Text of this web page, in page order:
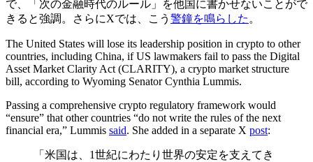
で、「次の金融時代のルール」を他国に書かせないことがで
きると強調。さらにXでは、こう 警鐘を鳴らした 。
The United States will lose its leadership position in crypto to other
countries, including China, if US lawmakers fail to pass the Digital
Asset Market Clarity Act (CLARITY), a crypto market structure
bill, according to Wyoming Senator Cynthia Lummis.
Passing a comprehensive crypto regulatory framework would
“ensure” that other countries “do not write the rules of the next
financial era,” Lummis said. She added in a separate X post:
「米国は、1世紀にわたり世界の安定を支えてき